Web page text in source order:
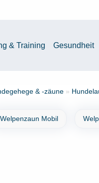
& Training Gesundheit
& -zäune »
Welpenzaun Mobil